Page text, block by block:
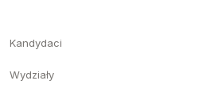
Kandydaci
Wydziały